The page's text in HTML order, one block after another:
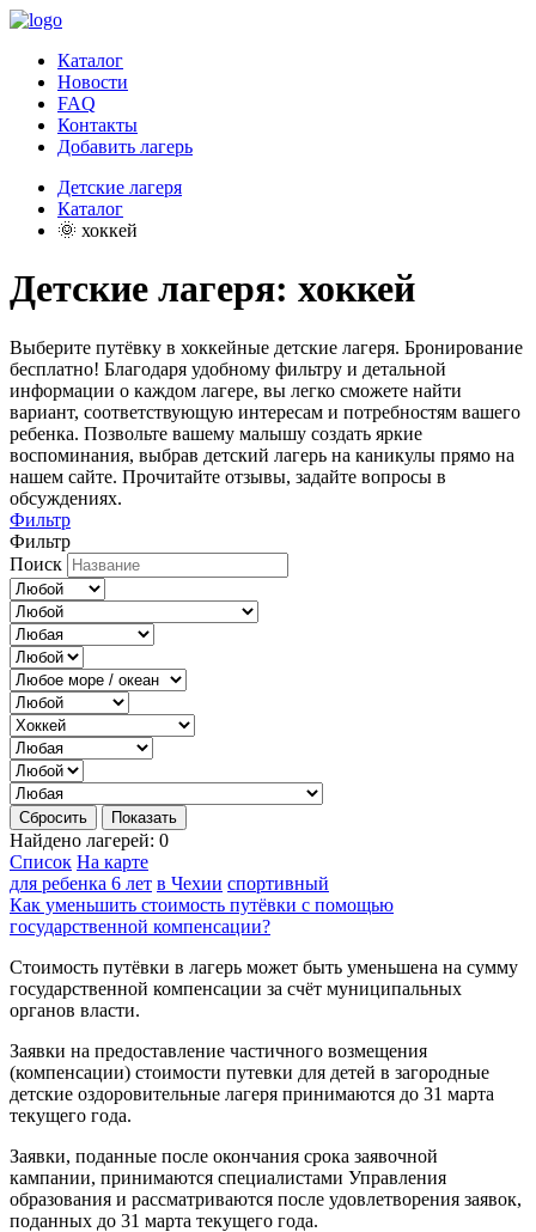
Каталог
Новости
FAQ
Контакты
Добавить лагерь
Детские лагеря
Каталог
🌞 хоккей
Детские лагеря: хоккей
Выберите путёвку в хоккейные детские лагеря. Бронирование
бесплатно! Благодаря удобному фильтру и детальной
информации о каждом лагере, вы легко сможете найти
вариант, соответствующую интересам и потребностям вашего
ребенка. Позвольте вашему малышу создать яркие
воспоминания, выбрав детский лагерь на каникулы прямо на
нашем сайте. Прочитайте отзывы, задайте вопросы в
обсуждениях.
Фильтр
Фильтр
Поиск
Сбросить Показать
Найдено лагерей: 0
Список На карте
для ребенка 6 лет в Чехии спортивный
Как уменьшить стоимость путёвки с помощью
государственной компенсации?
Стоимость путёвки в лагерь может быть уменьшена на сумму
государственной компенсации за счёт муниципальных
органов власти.
Заявки на предоставление частичного возмещения
(компенсации) стоимости путевки для детей в загородные
детские оздоровительные лагеря принимаются до 31 марта
текущего года.
Заявки, поданные после окончания срока заявочной
кампании, принимаются специалистами Управления
образования и рассматриваются после удовлетворения заявок,
поданных до 31 марта текущего года.